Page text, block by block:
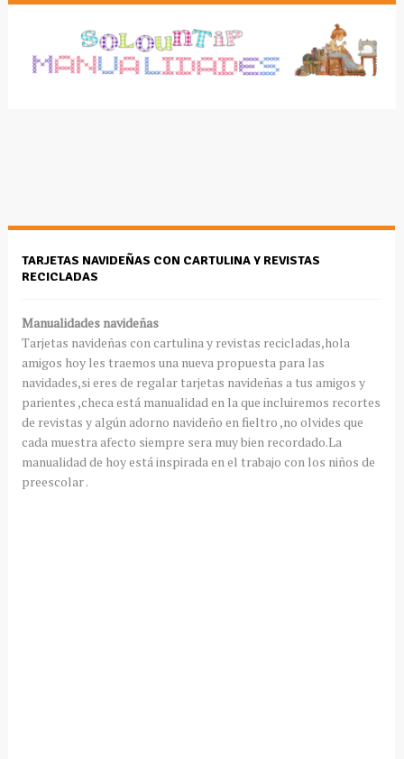
TARJETAS NAVIDEÑAS CON CARTULINA Y REVISTAS
RECICLADAS
Manualidades navideñas
Tarjetas navideñas con cartulina y revistas recicladas,hola
amigos hoy les traemos una nueva propuesta para las
navidades,si eres de regalar tarjetas navideñas a tus amigos y
parientes ,checa está manualidad en la que incluiremos recortes
de revistas y algún adorno navideño en fieltro ,no olvides que
cada muestra afecto siempre sera muy bien recordado.La
manualidad de hoy está inspirada en el trabajo con los niños de
preescolar .